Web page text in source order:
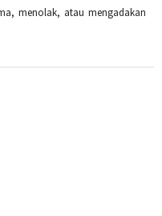
menolak, atau mengadakan